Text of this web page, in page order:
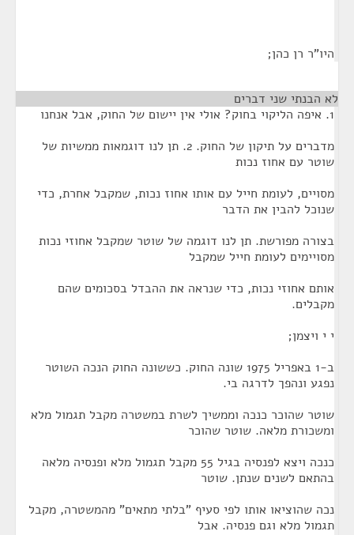
היו"ר רן כהן;
לא הבנתי שני דברים
1. איפה הליקוי בחוק? אולי אין יישום של החוק, אבל אנחנו
מדברים על תיקון של החוק. 2. תן לנו דוגמאות ממשיות של
שוטר עם אחוז נכות
מסויים, לעומת חייל עם אותו אחוז נכות, שמקבל אחרת, כדי
שנוכל להבין את הדבר
בצורה מפורשת. תן לנו דוגמה של שוטר שמקבל אחוזי נכות
מסויימים לעומת חייל שמקבל
אותם אחוזי נכות, כדי שנראה את ההבדל בסכומים שהם
מקבלים.
י י ויצמן;
ב-1 באפריל 1975 שונה החוק. כששונה החוק הנכה השוטר
נפגע ונהפך לדרגה בי.
שוטר שהוכר כנכה וממשיך לשרת במשטרה מקבל תגמול מלא
ומשכורת מלאה. שוטר שהוכר
כנכה ויצא לפנסיה בגיל 55 מקבל תגמול מלא ופנסיה מלאה
בהתאם לשנים שנתן. שוטר
נכה שהוציאו אותו לפי סעיף "בלתי מתאים" מהמשטרה, מקבל
תגמול מלא וגם פנסיה. אבל